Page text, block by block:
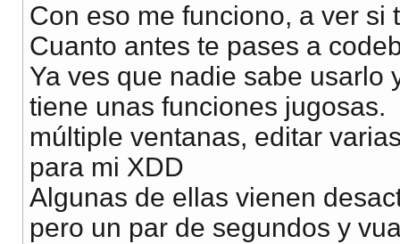
Con eso me funciono, a ver si
Cuanto antes te pases a
Ya ves que nadie sabe usarlo
tiene unas funciones jugosas.
múltiple ventanas, editar
para mi XDD
Algunas de ellas vienen
pero un par de segundos y